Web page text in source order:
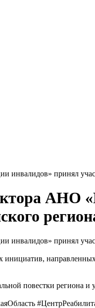
инвалидов» принял
АНО
инвалидов» принял
повестки региона